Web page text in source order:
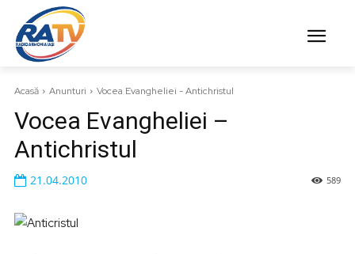
Acasă Anunturi Vocea Evangheliei - Antichristul
Vocea Evangheliei –
Antichristul
589
21.04.2010